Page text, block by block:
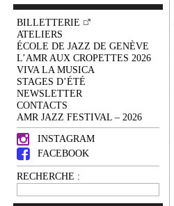
BILLETTERIE
ATELIERS
ÉCOLE DE JAZZ DE GENÈVE
L’AMR AUX CROPETTES 2026
VIVA LA MUSICA
STAGES D’ÉTÉ
NEWSLETTER
CONTACTS
AMR JAZZ FESTIVAL – 2026
INSTAGRAM
FACEBOOK
RECHERCHE :